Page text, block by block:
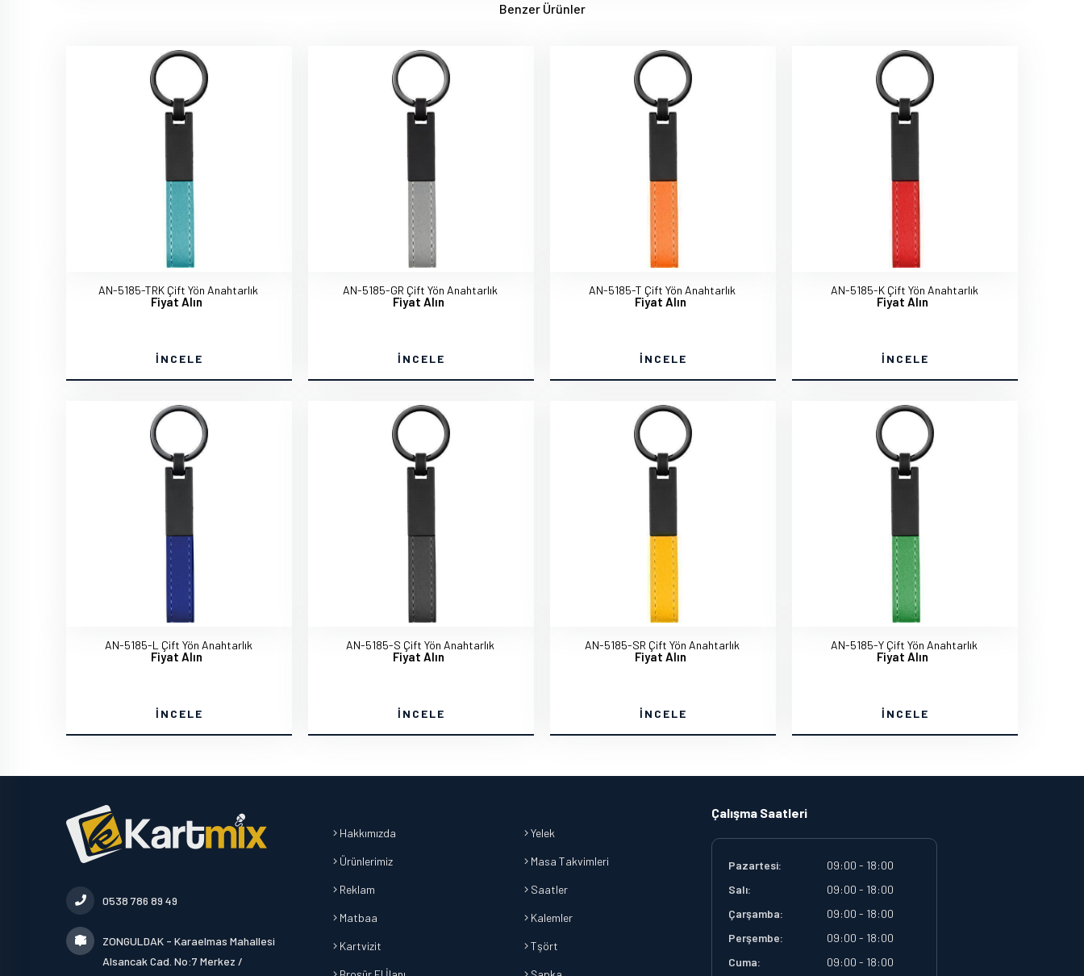
Benzer Ürünler
AN-5185-TRK Çift Yön Anahtarlık
Fiyat Alın
İNCELE
AN-5185-GR Çift Yön Anahtarlık
Fiyat Alın
İNCELE
AN-5185-T Çift Yön Anahtarlık
Fiyat Alın
İNCELE
AN-5185-K Çift Yön Anahtarlık
Fiyat Alın
İNCELE
AN-5185-L Çift Yön Anahtarlık
Fiyat Alın
İNCELE
AN-5185-S Çift Yön Anahtarlık
Fiyat Alın
İNCELE
AN-5185-SR Çift Yön Anahtarlık
Fiyat Alın
İNCELE
AN-5185-Y Çift Yön Anahtarlık
Fiyat Alın
İNCELE
0538 786 89 49
ZONGULDAK - Karaelmas Mahallesi
Alsancak Cad. No:7 Merkez /
Hakkımızda
Ürünlerimiz
Reklam
Matbaa
Kartvizit
Yelek
Masa Takvimleri
Saatler
Kalemler
Tşört
Çalışma Saatleri
Pazartesi:
09:00 - 18:00
Salı:
09:00 - 18:00
Çarşamba:
09:00 - 18:00
Perşembe:
09:00 - 18:00
Cuma:
09:00 - 18:00